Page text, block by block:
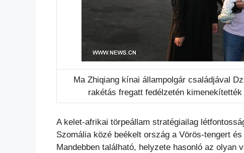
Ma Zhiqiang kínai állampolgár családjával
rakétás fregatt fedélzetén
A kelet-afrikai törpeállam stratégiailag
Szomália közé beékelt ország a Vörös-tengert
Mandebben található, helyzete hasonló az olyan